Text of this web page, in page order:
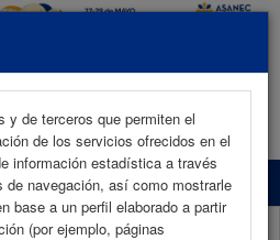
y de terceros que permiten el
de los servicios ofrecidos en el
información estadística a través
navegación, así como mostrarle
base a un perfil elaborado a partir
(por ejemplo, páginas